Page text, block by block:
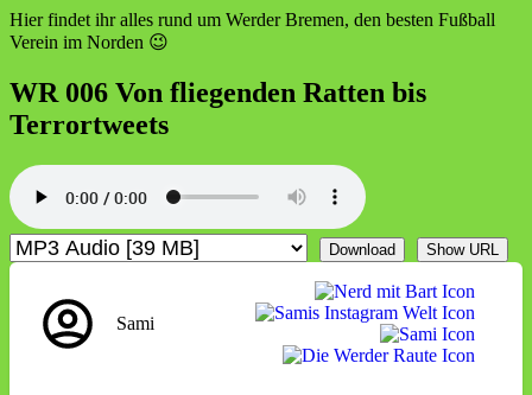
Hier findet ihr alles rund um Werder Bremen, den besten Fußball
Verein im Norden 😉
WR 006 Von fliegenden Ratten bis
Terrortweets
Download Show URL
Sami